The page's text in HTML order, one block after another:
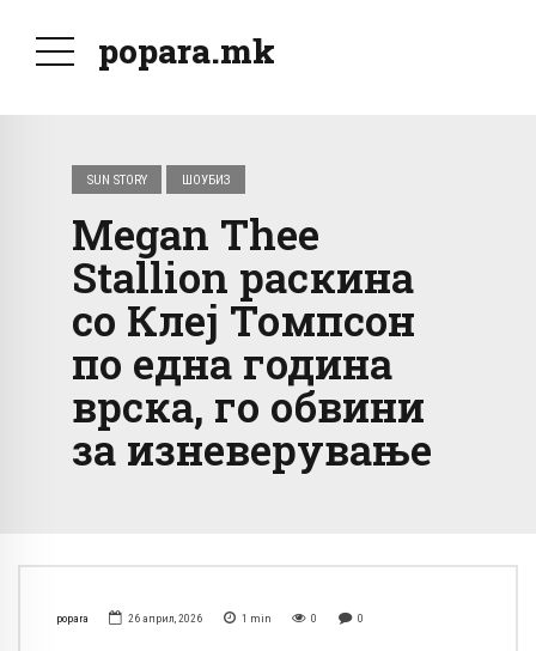
popara.mk
SUN STORY ШОУБИЗ
Megan Thee
Stallion раскина
со Клеј Томпсон
по една година
врска, го обвини
за изневерување
popara 26 април, 2026 1 min 0 0